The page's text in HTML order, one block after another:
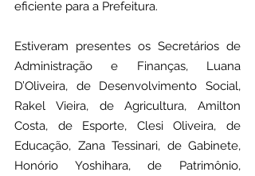
eficiente para a Prefeitura.
Estiveram presentes os Secretários de
Administração e Finanças, Luana
D’Oliveira, de Desenvolvimento Social,
Rakel Vieira, de Agricultura, Amilton
Costa, de Esporte, Clesi Oliveira, de
Educação, Zana Tessinari, de Gabinete,
Honório Yoshihara, de Patrimônio,